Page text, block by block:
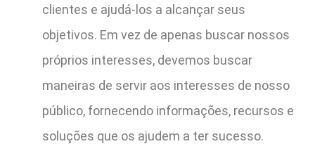
clientes e ajudá-los a alcançar seus
objetivos. Em vez de apenas buscar nossos
próprios interesses, devemos buscar
maneiras de servir aos interesses de nosso
público, fornecendo informações, recursos e
soluções que os ajudem a ter sucesso.